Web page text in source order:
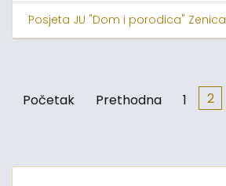
Posjeta JU "Dom i porodica" Zenica
Početak Prethodna 1 2